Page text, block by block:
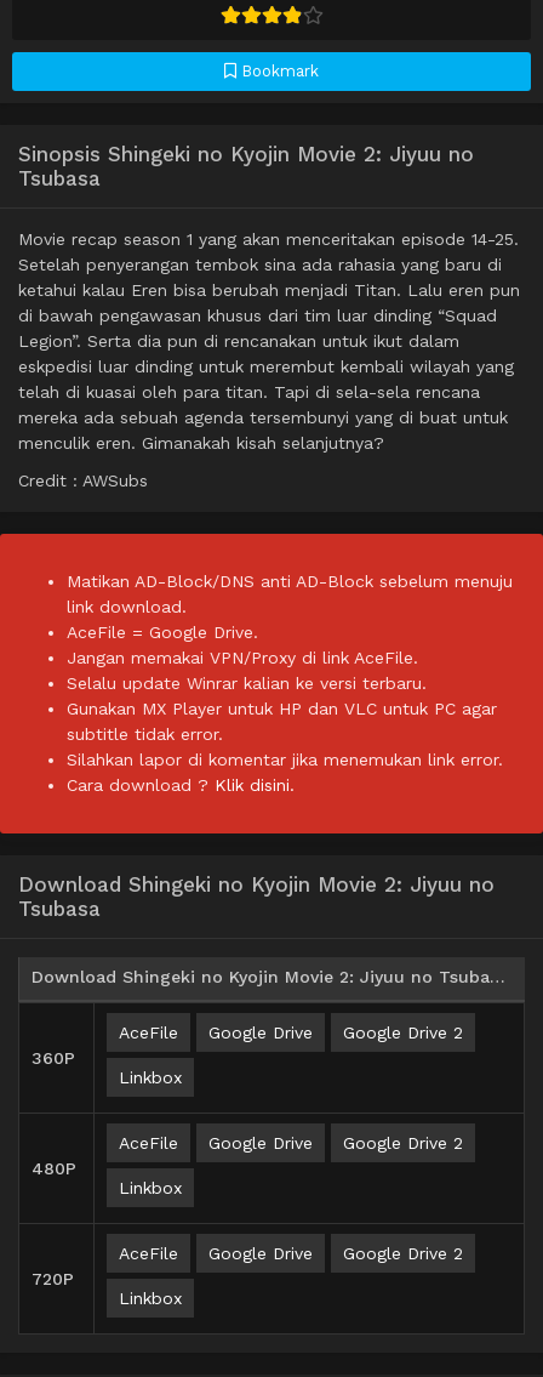
Bookmark
Sinopsis Shingeki no Kyojin Movie 2: Jiyuu no
Tsubasa
Movie recap season 1 yang akan menceritakan episode 14-25.
Setelah penyerangan tembok sina ada rahasia yang baru di
ketahui kalau Eren bisa berubah menjadi Titan. Lalu eren pun
di bawah pengawasan khusus dari tim luar dinding “Squad
Legion”. Serta dia pun di rencanakan untuk ikut dalam
eskpedisi luar dinding untuk merembut kembali wilayah yang
telah di kuasai oleh para titan. Tapi di sela-sela rencana
mereka ada sebuah agenda tersembunyi yang di buat untuk
menculik eren. Gimanakah kisah selanjutnya?
Credit : AWSubs
Matikan AD-Block/DNS anti AD-Block sebelum menuju
link download.
AceFile = Google Drive.
Jangan memakai VPN/Proxy di link AceFile.
Selalu update Winrar kalian ke versi terbaru.
Gunakan MX Player untuk HP dan VLC untuk PC agar
subtitle tidak error.
Silahkan lapor di komentar jika menemukan link error.
Cara download ? Klik disini.
Download Shingeki no Kyojin Movie 2: Jiyuu no
Tsubasa
Download Shingeki no Kyojin Movie 2: Jiyuu no Tsubasa BD Subtitle Indonesia
360P
AceFile Google Drive Google Drive 2
Linkbox
480P
AceFile Google Drive Google Drive 2
Linkbox
720P
AceFile Google Drive Google Drive 2
Linkbox